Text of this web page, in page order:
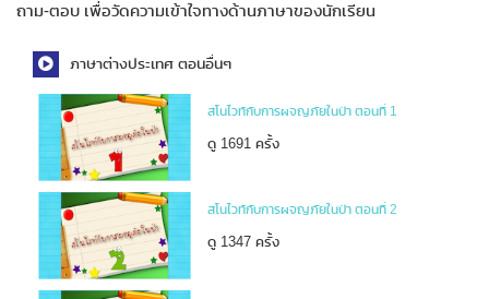
ถาม-ตอบ เพื่อวัดความเข้าใจทางด้านภาษาของนักเรียน
ภาษาต่างประเทศ ตอนอื่นๆ
สโนไวท์กับการผจญภัยในป่า ตอนที่ 1
ดู 1691 ครั้ง
สโนไวท์กับการผจญภัยในป่า ตอนที่ 2
ดู 1347 ครั้ง